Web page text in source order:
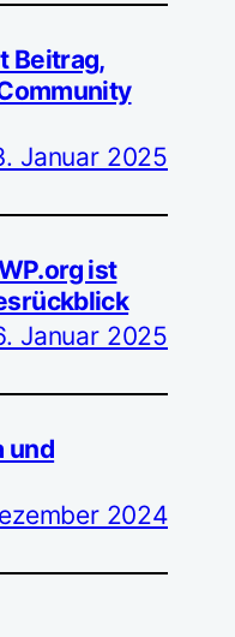
Beitrag,
Januar 2025
ist
Januar 2025
und
2024